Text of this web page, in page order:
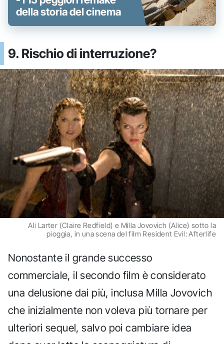
della storia del cinema
9. Rischio di interruzione?
Ali Larter (Claire Redfield) e Milla Jovovich (Alice) sotto la
pioggia, in una scena del film Resident Evil: Afterlife
Nonostante il grande successo
commerciale, il secondo film è considerato
una delusione dai più, inclusa Milla Jovovich
che inizialmente non voleva più tornare per
ulteriori sequel, salvo poi cambiare idea